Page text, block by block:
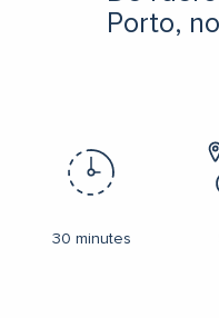
Porto,
30 minutes